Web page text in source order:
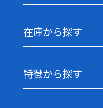
在庫から探す
特徴から探す